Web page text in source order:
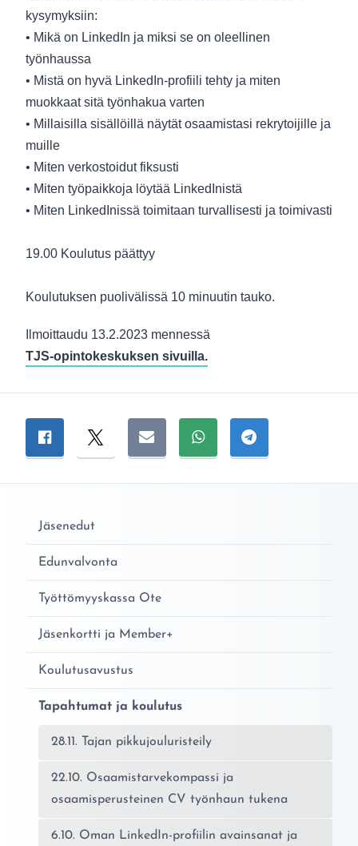
kysymyksiin:
• Mikä on LinkedIn ja miksi se on oleellinen
työnhaussa
• Mistä on hyvä LinkedIn-profiili tehty ja miten
muokkaat sitä työnhakua varten
• Millaisilla sisällöillä näytät osaamistasi rekrytoijille ja
muille
• Miten verkostoidut fiksusti
• Miten työpaikkoja löytää LinkedInistä
• Miten LinkedInissä toimitaan turvallisesti ja toimivasti
19.00 Koulutus päättyy
Koulutuksen puolivälissä 10 minuutin tauko.
Ilmoittaudu 13.2.2023 mennessä
TJS-opintokeskuksen sivuilla.
Jaa sivu
Jaa Facebookissa
Jaa TwitterissäJaa sähköpostitse
Jaa WhatsAppissa
Jaa
Jäsenedut
Edunvalvonta
Työttömyyskassa Ote
Jäsenkortti ja Member+
Koulutusavustus
Tapahtumat ja koulutus
28.11. Tajan pikkujouluristeily
22.10. Osaamistarvekompassi ja
osaamisperusteinen CV työnhaun tukena
6.10. Oman LinkedIn-profiilin avainsanat ja